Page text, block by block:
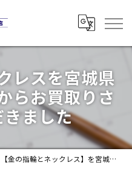
レスを宮城県
らお買取りさ
ました
【金の指輪とネックレス】を宮城県白石市のお客様からお買取りさせていただきました